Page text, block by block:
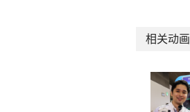
相关动画